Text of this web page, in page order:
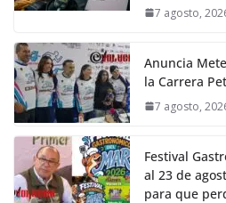
7 agosto,
Anuncia
la Carrera
7 agosto,
Festival
al 23 de
para que